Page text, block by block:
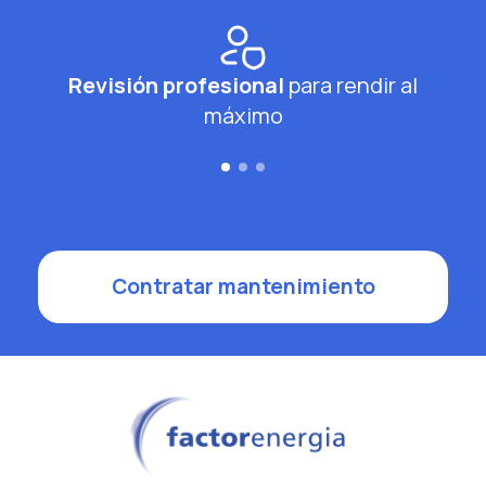
Revisión profesional para rendir al
máximo
Contratar mantenimiento